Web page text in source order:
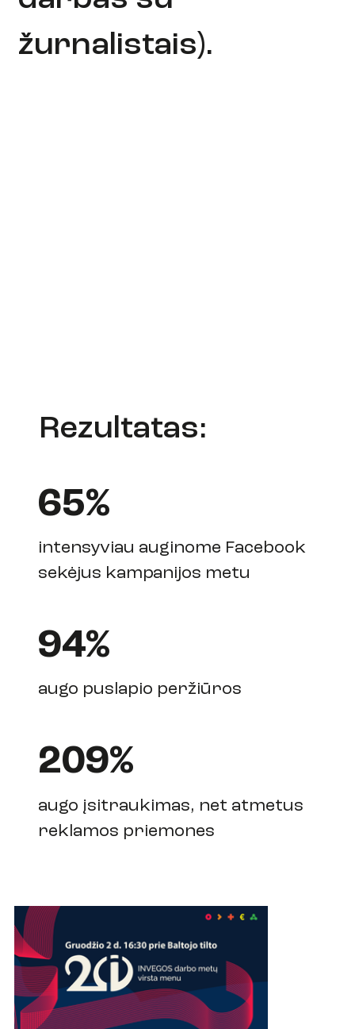
Rezultatas:
65%
intensyviau auginome Facebook
sekėjus kampanijos metu
94%
augo puslapio peržiūros
209%
augo įsitraukimas, net atmetus
reklamos priemones
žurnalistais).